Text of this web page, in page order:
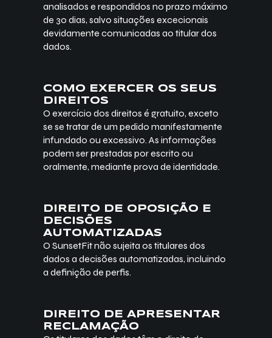
analisados e respondidos no prazo máximo
de 30 dias, salvo situações excecionais
devidamente comunicadas ao titular dos
dados.
COMO EXERCER OS SEUS
DIREITOS
O exercício dos direitos é gratuito, exceto
se se tratar de um pedido manifestamente
infundado ou excessivo. As informações
podem ser prestadas por escrito ou
oralmente, mediante prova de identidade.
DIREITO DE OPOSIÇÃO E
DECISÕES
AUTOMATIZADAS
O SunsetFit não sujeita os titulares dos
dados a decisões automatizadas, incluindo
a definição de perfis.
DIREITO DE APRESENTAR
RECLAMAÇÃO